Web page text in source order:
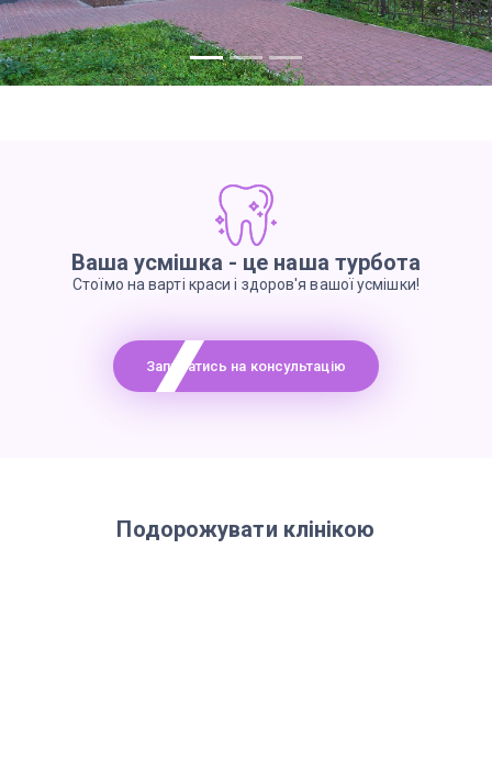
Ваша усмішка - це наша турбота
Стоїмо на варті краси і здоров'я вашої усмішки!
Записатись на консультацію
Подорожувати клінікою